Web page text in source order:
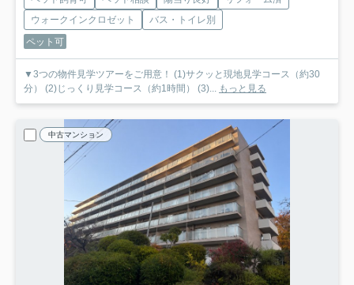
ウォークインクロゼット
バス・トイレ別
ペット可
▼3つの物件見学ツアーをご用意！ (1)サクッと現地見学コース（約30
分） (2)じっくり見学コース（約1時間） (3)... もっと見る
中古マンション